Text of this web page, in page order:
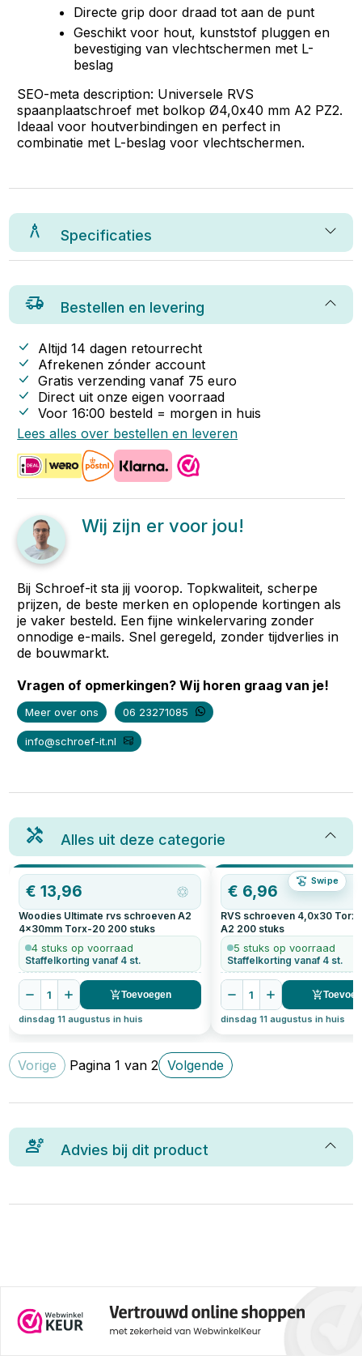
Directe grip door draad tot aan de punt
Geschikt voor hout, kunststof pluggen en
bevestiging van vlechtschermen met L-
beslag
SEO-meta description: Universele RVS
spaanplaatschroef met bolkop Ø4,0x40 mm A2 PZ2.
Ideaal voor houtverbindingen en perfect in
combinatie met L-beslag voor vlechtschermen.
Specificaties
Bestellen en levering
Altijd 14 dagen retourrecht
Afrekenen zónder account
Gratis verzending vanaf 75 euro
Direct uit onze eigen voorraad
Voor 16:00 besteld = morgen in huis
Lees alles over bestellen en leveren
Wij zijn er voor jou!
Bij Schroef-it sta jij voorop. Topkwaliteit, scherpe
prijzen, de beste merken en oplopende kortingen als
je vaker besteld. Een fijne winkelervaring zonder
onnodige e-mails. Snel geregeld, zonder tijdverlies in
de bouwmarkt.
Vragen of opmerkingen? Wij horen graag van je!
Meer over ons 06 23271085
info@schroef-it.nl
Alles uit deze categorie
Swipe
€13,96
Woodies Ultimate rvs schroeven A2
4x30mm Torx-20 200 stuks
4 stuks op voorraad
Staffelkorting vanaf 4 st.
1 Toevoegen
dinsdag 11 augustus in huis
€ 6,96
RVS schroeven 4,0x30
A2 200 stuks
5 stuks op voorraad
Staffelkorting vanaf 4 st.
1
dinsdag 11 augustus in huis
Vorige Pagina1 van2 Volgende
Advies bij dit product